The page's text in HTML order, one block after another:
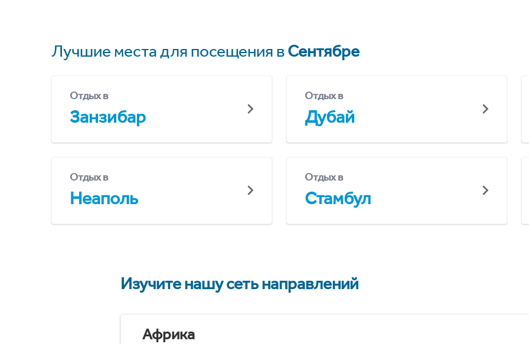
Лучшие места для посещения вСентябре
Отдых в
Занзибар
Отдых в
Дубай
Отдых в
Неаполь
Отдых в
Стамбул
Изучите нашу сеть направлений
Африка